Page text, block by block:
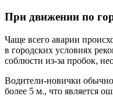
При движении по
Чаще всего аварии
в городских условиях
соблюсти из-за пробок,
Водители-новички
более 5 м., что является